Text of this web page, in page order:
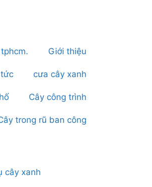
Giới thiệu
cưa cây xanh
Cây công trình
trong rũ ban công